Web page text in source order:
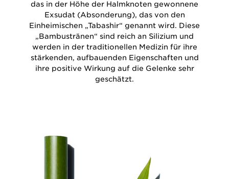
das in der Höhe der Halmknoten gewonnene
Exsudat (Absonderung), das von den
Einheimischen „Tabashir“ genannt wird. Diese
„Bambustränen“ sind reich an Silizium und
werden in der traditionellen Medizin für ihre
stärkenden, aufbauenden Eigenschaften und
ihre positive Wirkung auf die Gelenke sehr
geschätzt.